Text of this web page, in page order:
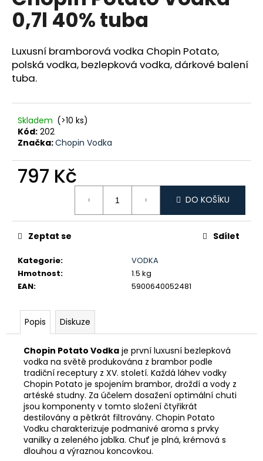
5,0
z
hvězdiček.
0,7l 40% tuba
Luxusní bramborová vodka Chopin Potato,
polská vodka, bezlepková vodka, dárkové balení
tuba.
Skladem (>10 ks)
Kód: 202
Značka:Chopin Vodka
797 Kč
DO KOŠÍKU
Kategorie:
VODKA
Hmotnost:
1.5 kg
EAN: 5900640052481
Zeptat se Sdílet
Popis Diskuze
Chopin Potato Vodka je první luxusní bezlepková
vodka na světě produkována z brambor podle
tradiční receptury z XV. století. Každá láhev vodky
Chopin Potato je spojením brambor, droždí a vody z
artéské studny. Za účelem dosažení optimální chuti
jsou komponenty v tomto složení čtyřikrát
destilovány a pětkrát filtrovány. Chopin Potato
Vodku charakterizuje podmanivé aroma s prvky
vanilky a zeleného jablka. Chuť je plná, krémová s
dlouhou a výraznou koncovkou.
a
j
í
t
?
o
č
u
e
RUM
SEÑOR
WEBER
ORO
0,7L
38%
599
Kč